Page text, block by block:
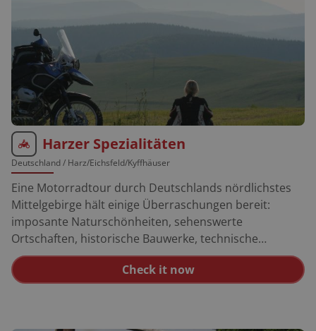
Harzer Spezialitäten
Deutschland/ Harz/Eichsfeld/Kyffhäuser
Eine Motorradtour durch Deutschlands nördlichstes
Mittelgebirge hält einige Überraschungen bereit:
imposante Naturschönheiten, sehenswerte
Ortschaften, historische Bauwerke, technische
Attraktionen und vor allem jede Menge kurvenreicher
Bergsträßchen. Letztere sind nämlich die Spezialitäten
Check it now